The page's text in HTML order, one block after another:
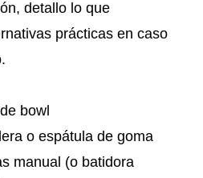
detallo lo que
prácticas en caso
bowl
o espátula de goma
manual (o batidora